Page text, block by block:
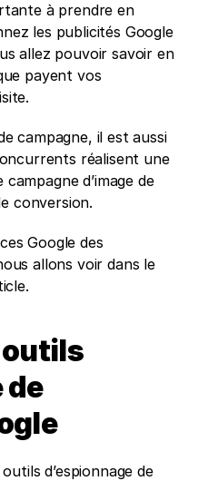
à prendre en
les publicités Google
allez pouvoir savoir en
payent vos
campagne, il est aussi
réalisent une
d’image de
conversion.
Google des
allons voir dans le
outils
de
d’espionnage de